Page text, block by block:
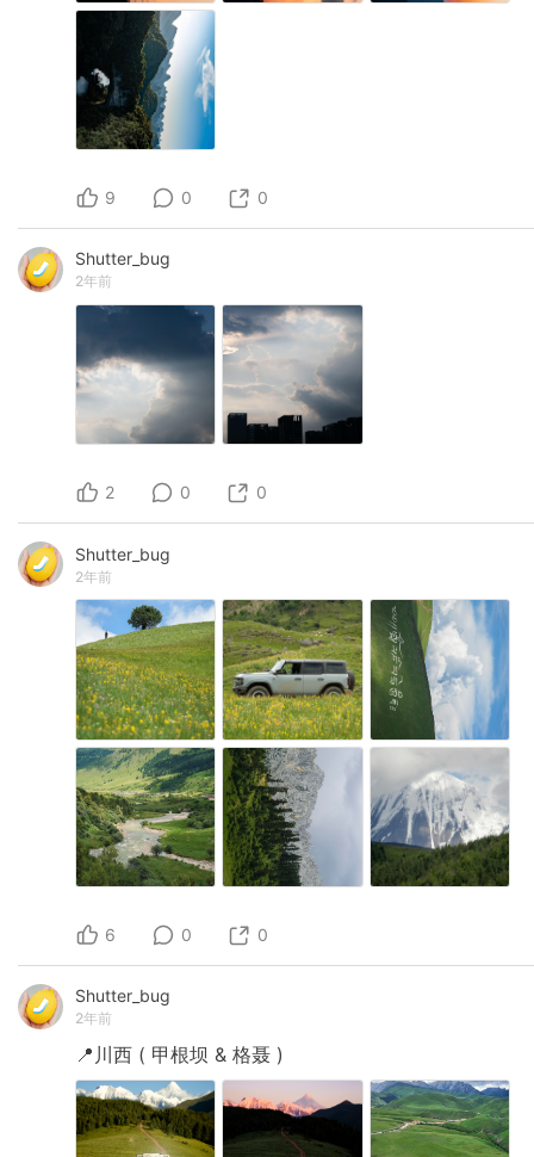
9 0 0
Shutter_bug
2年前
2 0 0
Shutter_bug
2年前
6 0 0
Shutter_bug
2年前
📍川西 ( 甲根坝 & 格聂 )